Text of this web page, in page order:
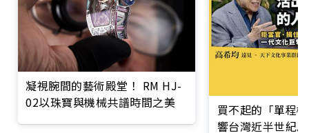
凝視腕間的藝術殿堂！ RM HJ-
02以珠寶與機械共譜時間之美
買不起的「單程
響台灣近半世紀